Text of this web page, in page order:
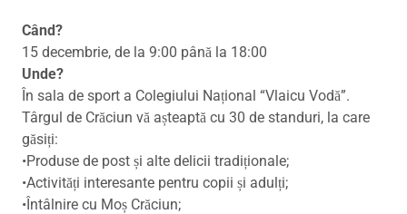
Când?
15 decembrie, de la 9:00 până la 18:00
Unde?
În sala de sport a Colegiului Național “Vlaicu Vodă”.
Târgul de Crăciun vă așteaptă cu 30 de standuri, la care
găsiți:
•Produse de post și alte delicii tradiționale;
•Activități interesante pentru copii și adulți;
•Întâlnire cu Moș Crăciun;